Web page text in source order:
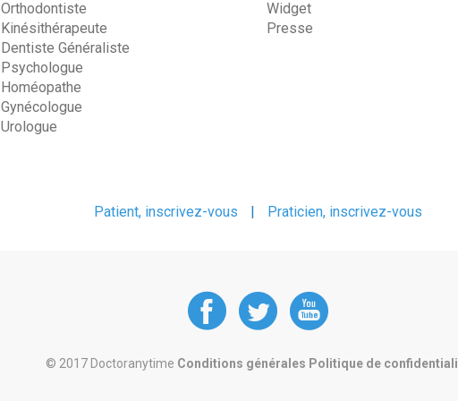
Orthodontiste
Kinésithérapeute
Dentiste Généraliste
Psychologue
Homéopathe
Gynécologue
Urologue
Widget
Presse
Patient, inscrivez-vous Praticien, inscrivez-vous
DoctorAnyTime
at at at
© 2017 Doctoranytime Conditions générales Politique de